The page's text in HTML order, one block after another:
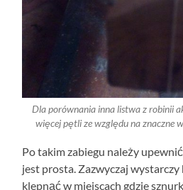
Dla porównania inna listwa z robinii
więcej pętli ze względu na znaczne
Po takim zabiegu należy
jest prosta. Zazwyczaj
klepnąć w miejscach gdzie